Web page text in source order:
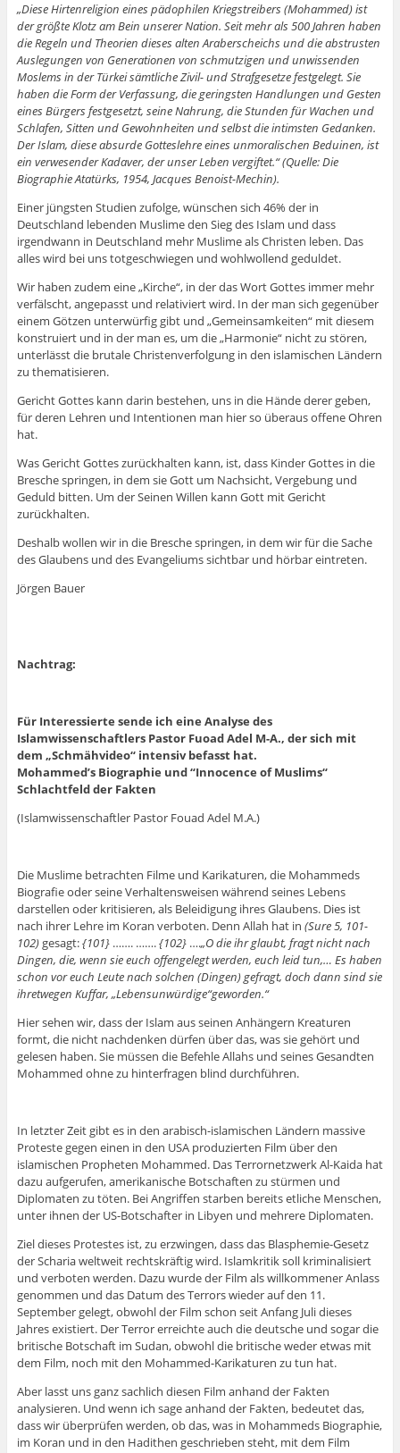
„Diese Hirtenreligion eines pädophilen Kriegstreibers (Mohammed) ist
der größte Klotz am Bein unserer Nation. Seit mehr als 500 Jahren haben
die Regeln und Theorien dieses alten Araberscheichs und die abstrusten
Auslegungen von Generationen von schmutzigen und unwissenden
Moslems in der Türkei sämtliche Zivil- und Strafgesetze festgelegt. Sie
haben die Form der Verfassung, die geringsten Handlungen und Gesten
eines Bürgers festgesetzt, seine Nahrung, die Stunden für Wachen und
Schlafen, Sitten und Gewohnheiten und selbst die intimsten Gedanken.
Der Islam, diese absurde Gotteslehre eines unmoralischen Beduinen, ist
ein verwesender Kadaver, der unser Leben vergiftet.“ (Quelle: Die
Biographie Atatürks, 1954, Jacques Benoist-Mechin).
Einer jüngsten Studien zufolge, wünschen sich 46% der in
Deutschland lebenden Muslime den Sieg des Islam und dass
irgendwann in Deutschland mehr Muslime als Christen leben. Das
alles wird bei uns totgeschwiegen und wohlwollend geduldet.
Wir haben zudem eine „Kirche“, in der das Wort Gottes immer mehr
verfälscht, angepasst und relativiert wird. In der man sich gegenüber
einem Götzen unterwürfig gibt und „Gemeinsamkeiten“ mit diesem
konstruiert und in der man es, um die „Harmonie“ nicht zu stören,
unterlässt die brutale Christenverfolgung in den islamischen Ländern
zu thematisieren.
Gericht Gottes kann darin bestehen, uns in die Hände derer geben,
für deren Lehren und Intentionen man hier so überaus offene Ohren
hat.
Was Gericht Gottes zurückhalten kann, ist, dass Kinder Gottes in die
Bresche springen, in dem sie Gott um Nachsicht, Vergebung und
Geduld bitten. Um der Seinen Willen kann Gott mit Gericht
zurückhalten.
Deshalb wollen wir in die Bresche springen, in dem wir für die Sache
des Glaubens und des Evangeliums sichtbar und hörbar eintreten.
Jörgen Bauer
Nachtrag:
Für Interessierte sende ich eine Analyse des
Islamwissenschaftlers Pastor Fuoad Adel M-A., der sich mit
dem „Schmähvideo“ intensiv befasst hat.
Mohammed’s Biographie und “Innocence of Muslims“
Schlachtfeld der Fakten
(Islamwissenschaftler Pastor Fouad Adel M.A.)
Die Muslime betrachten Filme und Karikaturen, die Mohammeds
Biografie oder seine Verhaltensweisen während seines Lebens
darstellen oder kritisieren, als Beleidigung ihres Glaubens. Dies ist
nach ihrer Lehre im Koran verboten. Denn Allah hat in (Sure 5, 101-
102) gesagt:{101} ……. …….{102} ….„O die ihr glaubt, fragt nicht nach
Dingen, die, wenn sie euch offengelegt werden, euch leid tun,… Es haben
schon vor euch Leute nach solchen (Dingen) gefragt, doch dann sind sie
ihretwegen Kuffar, „Lebensunwürdige“geworden.“
Hier sehen wir, dass der Islam aus seinen Anhängern Kreaturen
formt, die nicht nachdenken dürfen über das, was sie gehört und
gelesen haben. Sie müssen die Befehle Allahs und seines Gesandten
Mohammed ohne zu hinterfragen blind durchführen.
In letzter Zeit gibt es in den arabisch-islamischen Ländern massive
Proteste gegen einen in den USA produzierten Film über den
islamischen Propheten Mohammed. Das Terrornetzwerk Al-Kaida hat
dazu aufgerufen, amerikanische Botschaften zu stürmen und
Diplomaten zu töten. Bei Angriffen starben bereits etliche Menschen,
unter ihnen der US-Botschafter in Libyen und mehrere Diplomaten.
Ziel dieses Protestes ist, zu erzwingen, dass das Blasphemie-Gesetz
der Scharia weltweit rechtskräftig wird. Islamkritik soll kriminalisiert
und verboten werden. Dazu wurde der Film als willkommener Anlass
genommen und das Datum des Terrors wieder auf den 11.
September gelegt, obwohl der Film schon seit Anfang Juli dieses
Jahres existiert. Der Terror erreichte auch die deutsche und sogar die
britische Botschaft im Sudan, obwohl die britische weder etwas mit
dem Film, noch mit den Mohammed-Karikaturen zu tun hat.
Aber lasst uns ganz sachlich diesen Film anhand der Fakten
analysieren. Und wenn ich sage anhand der Fakten, bedeutet das,
dass wir überprüfen werden, ob das, was in Mohammeds Biographie,
im Koran und in den Hadithen geschrieben steht, mit dem Film